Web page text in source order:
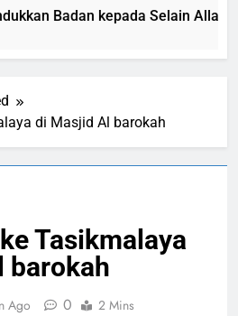
di Masjid Al barokah
Tasikmalaya
barokah
Ago 0 2 Mins